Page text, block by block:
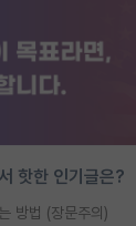
핫한 인기글은?
방법 (장문주의)